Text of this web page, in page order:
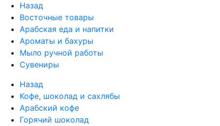
Назад
Восточные товары
Арабская еда и напитки
Ароматы и бахуры
Мыло ручной работы
Сувениры
Назад
Кофе, шоколад и сахлябы
Арабский кофе
Горячий шоколад